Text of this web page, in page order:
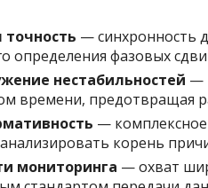
— синхронность
определения фазовых
нестабильностей —
времени, предотвращая
—
корень
мониторинга — охват